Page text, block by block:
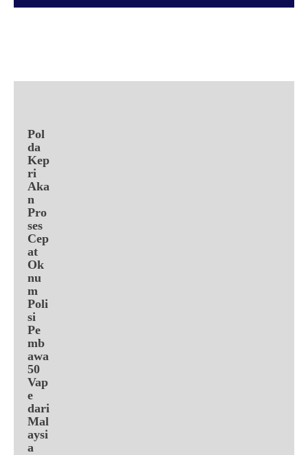
Pol
da
Kep
ri
Aka
n
Pro
ses
Cep
at
Ok
nu
m
Poli
si
Pe
mb
awa
50
Vap
e
dari
Mal
aysi
a